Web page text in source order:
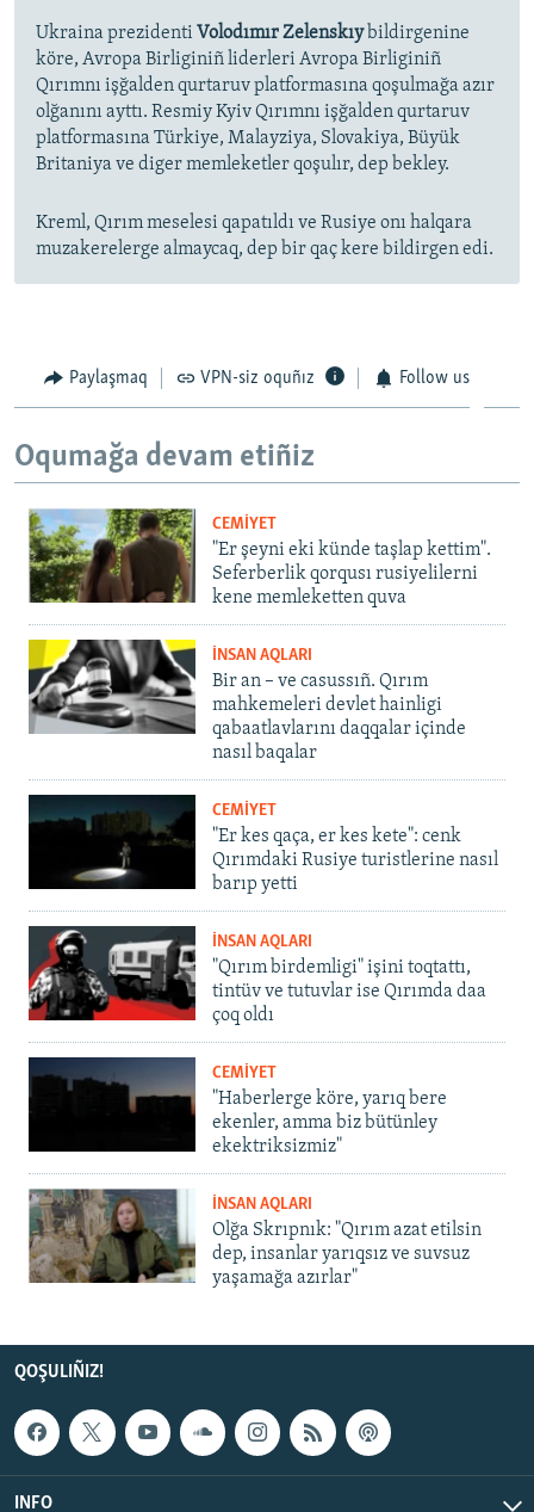
Ukraina prezidenti Volodımır Zelenskıybildirgenine
köre, Avropa Birliginiñ liderleri Avropa Birliginiñ
Qırımnı işğalden qurtaruv platformasına qoşulmağa azır
olğanını ayttı. Resmiy Kyiv Qırımnı işğalden qurtaruv
platformasına Türkiye, Malayziya, Slovakiya, Büyük
Britaniya ve diger memleketler qoşulır, dep bekley.
Kreml, Qırım meselesi qapatıldı ve Rusiye onı halqara
muzakerelerge almaycaq, dep bir qaç kere bildirgen edi.
Paylaşmaq VPN-siz oquñız Follow us
Oqumağa devam etiñiz
CEMİYET
"Er şeyni eki künde taşlap kettim".
Seferberlik qorqusı rusiyelilerni
kene memleketten quva
İNSAN AQLARI
Bir an – ve casussıñ. Qırım
mahkemeleri devlet hainligi
qabaatlavlarını daqqalar içinde
nasıl baqalar
CEMİYET
"Er kes qaça, er kes kete": cenk
Qırımdaki Rusiye turistlerine nasıl
barıp yetti
İNSAN AQLARI
"Qırım birdemligi" işini toqtattı,
tintüv ve tutuvlar ise Qırımda daa
çoq oldı
CEMİYET
"Haberlerge köre, yarıq bere
ekenler, amma biz bütünley
ekektriksizmiz"
İNSAN AQLARI
Olğa Skrıpnık: "Qırım azat etilsin
dep, insanlar yarıqsız ve suvsuz
yaşamağa azırlar"
QOŞULIÑIZ!
INFO